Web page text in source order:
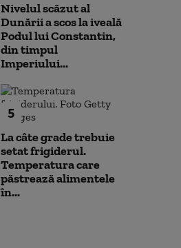
Nivelul scăzut al
Dunării a scos la iveală
Podul lui Constantin,
din timpul
Imperiului...
5
La câte grade trebuie
setat frigiderul.
Temperatura care
păstrează alimentele
în...